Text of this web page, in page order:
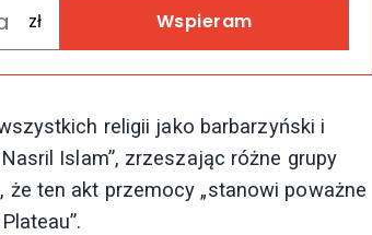
Wspieram
religii jako barbarzyński i
Islam”, zrzeszając różne grupy
ten akt przemocy „stanowi poważne